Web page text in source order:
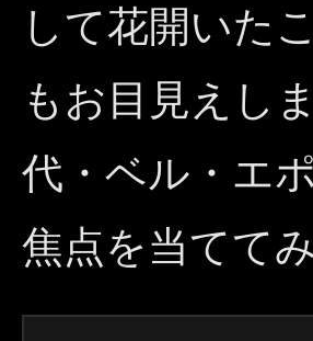
して花開いた
もお目見えし
代・ベル・エ
焦点を当てて